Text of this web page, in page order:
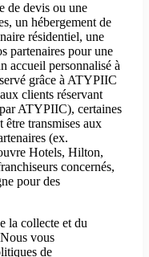
de devis ou une
un hébergement de
résidentiel, une
partenaires pour une
accueil personnalisé à
grâce à ATYPIIC
clients réservant
ATYPIIC), certaines
être transmises aux
(ex.
Hotels, Hilton,
concernés,
pour des
la collecte et du
vous
de